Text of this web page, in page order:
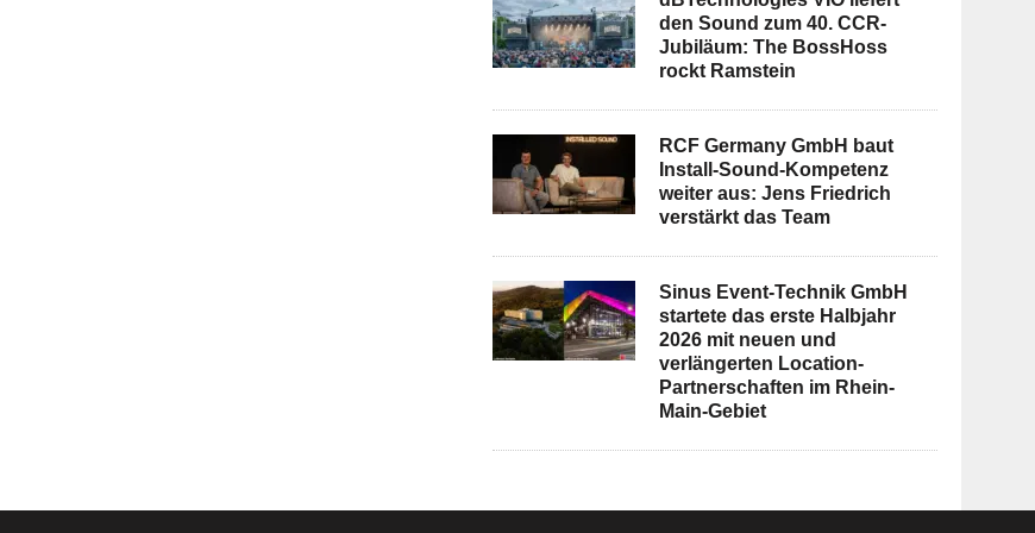
den Sound zum 40. CCR-
Jubiläum: The BossHoss
rockt Ramstein
RCF Germany GmbH baut
Install-Sound-Kompetenz
weiter aus: Jens Friedrich
verstärkt das Team
Sinus Event-Technik GmbH
startete das erste Halbjahr
2026 mit neuen und
verlängerten Location-
Partnerschaften im Rhein-
Main-Gebiet